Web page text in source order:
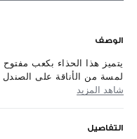
الوصف
يتميز هذا الحذاء بكعب
لمسة من الأناقة على
شاهد المزيد
التفاصيل